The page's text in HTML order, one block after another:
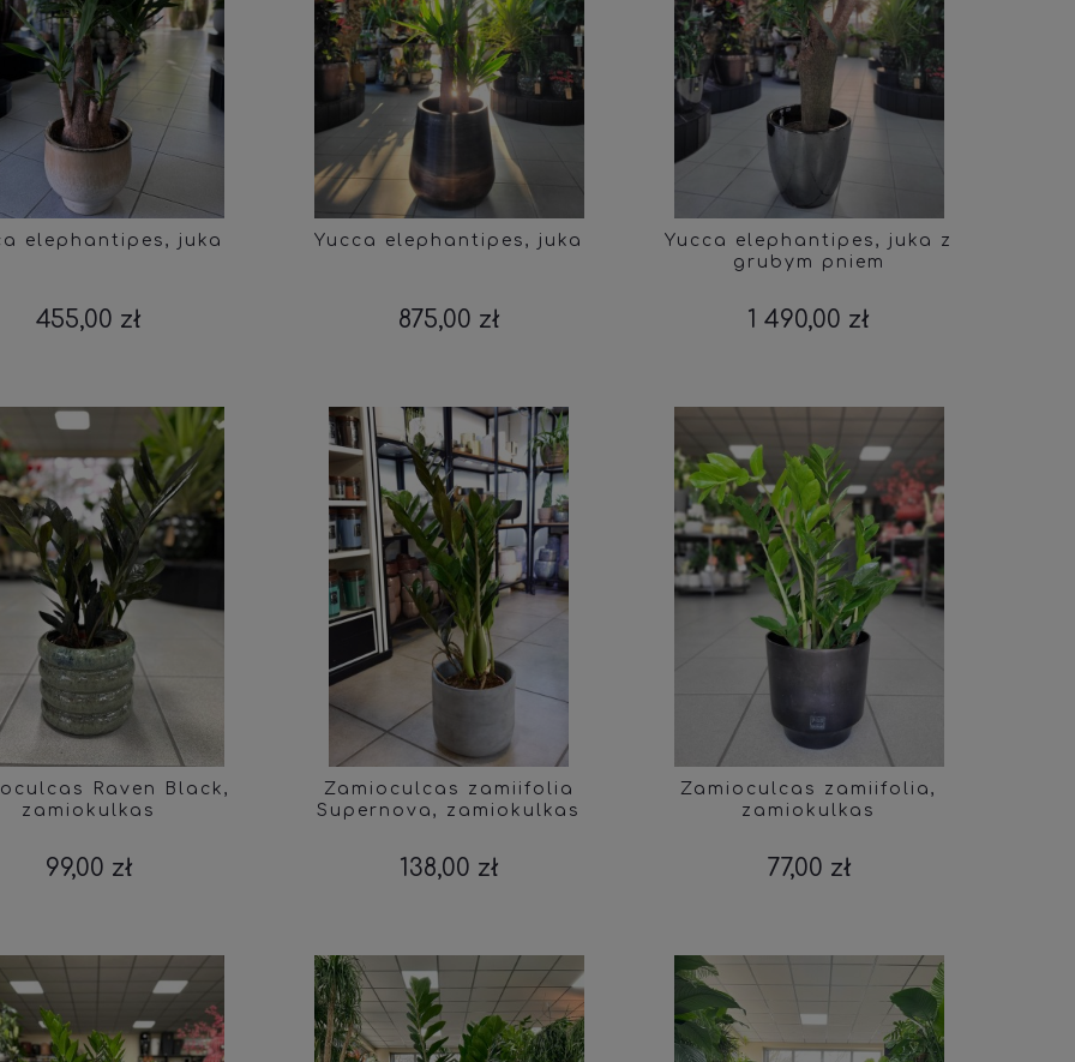
elephantipes, juka
455,00 zł
Yucca elephantipes, juka
875,00 zł
Yucca elephantipes, juka z
grubym pniem
1 490,00 zł
Raven Black,
zamiokulkas
99,00 zł
Zamioculcas zamiifolia
Supernova, zamiokulkas
138,00 zł
Zamioculcas zamiifolia,
zamiokulkas
77,00 zł